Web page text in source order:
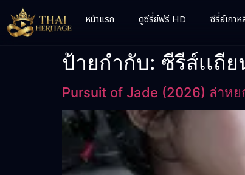
หน้าแรก ดูซีรี่ย์ฟรี HD ซีรี่ย์เกา
ป้ายกำกับ: ซีรีส์เเถี
Pursuit of Jade (2026) ล่าหย